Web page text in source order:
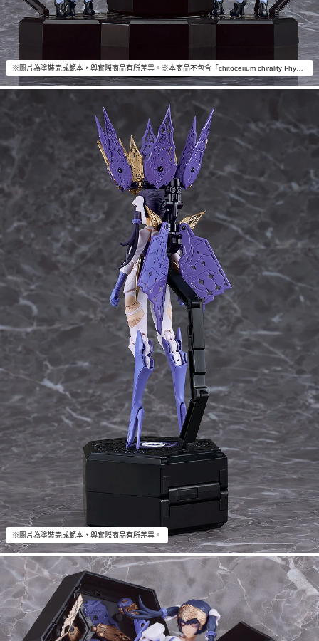
※圖片為塗裝完成範本，與實際商品有所差異。※本商品不包含「chitocerium chirality I-hydra」以外的物品。
※圖片為塗裝完成範本，與實際商品有所差異。